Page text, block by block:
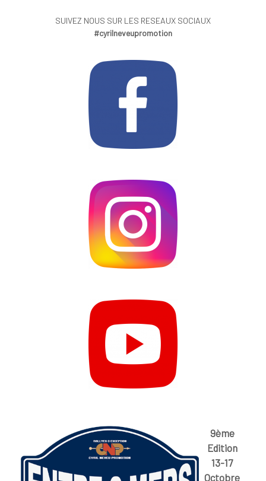
SUIVEZ NOUS SUR LES RESEAUX SOCIAUX
#cyrilneveupromotion
9ème
Edition
13-17
Octobre